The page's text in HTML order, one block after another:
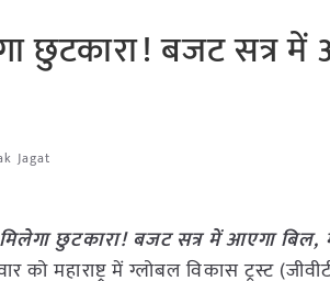
छुटकारा! बजट सत्र में
Jagat
छुटकारा! बजट सत्र में आएगा बिल,
को महाराष्ट्र में ग्लोबल विकास ट्रस्ट